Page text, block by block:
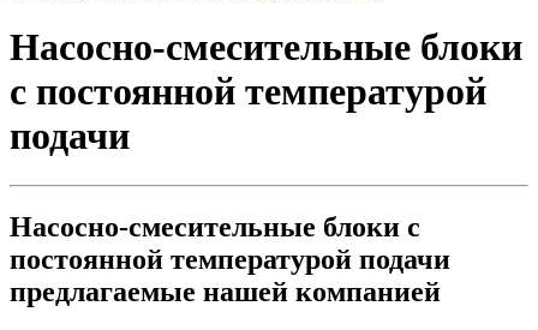
Насосно-смесительные блоки
с постоянной температурой
подачи
Насосно-смесительные блоки с
постоянной температурой подачи
предлагаемые нашей компанией